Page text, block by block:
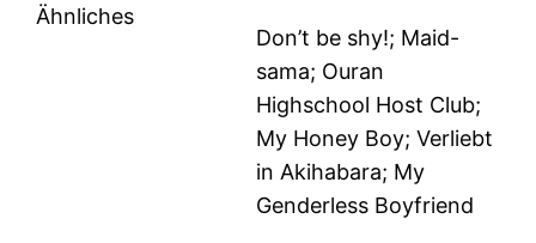
Ähnliches
Don’t be shy!; Maid-
sama; Ouran
Highschool Host Club;
My Honey Boy; Verliebt
in Akihabara; My
Genderless Boyfriend